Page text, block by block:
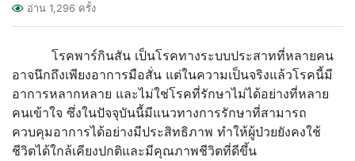
อ่าน 1,296 ครั้ง
โรคพาร์กินสัน เป็นโรคทางระบบประสาทที่หลายคน
อาจนึกถึงเพียงอาการมือสั่น แต่ในความเป็นจริงแล้วโรคนี้มี
อาการหลากหลาย และไม่ใช่โรคที่รักษาไม่ได้อย่างที่หลาย
คนเข้าใจ ซึ่งในปัจจุบันนี้มีแนวทางการรักษาที่สามารถ
ควบคุมอาการได้อย่างมีประสิทธิภาพ ทำให้ผู้ป่วยยังคงใช้
ชีวิตได้ใกล้เคียงปกติและมีคุณภาพชีวิตที่ดีขึ้น